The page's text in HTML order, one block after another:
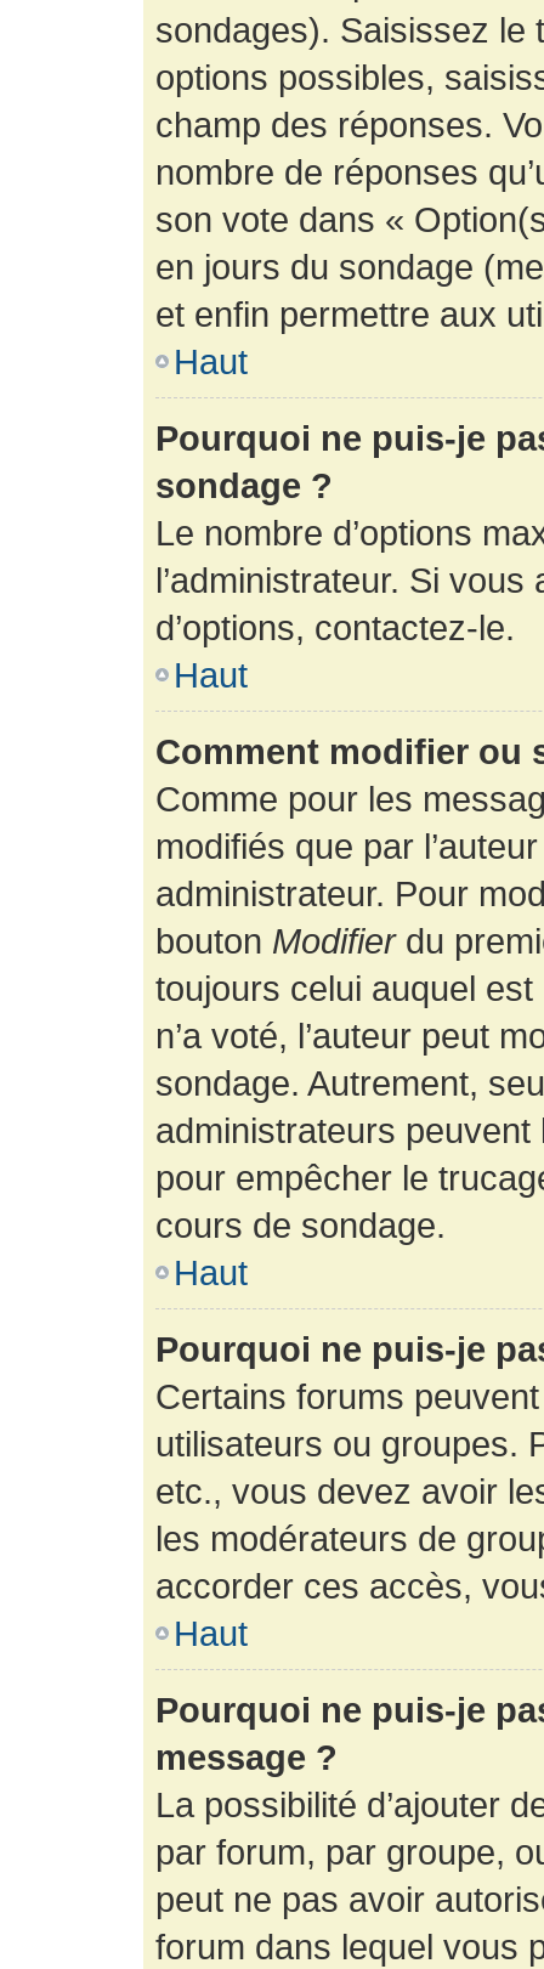
sondages). Saisissez le
options possibles,
champ des réponses.
nombre de réponses
son vote dans «
en jours du sondage
et enfin permettre aux
Haut
Pourquoi ne puis-je
sondage ?
Le nombre d’options
l’administrateur. Si
d’options, contactez-le.
Haut
Comment modifier ou
Comme pour les
modifiés que par
administrateur. Pour
bouton Modifierdu
toujours celui auquel
n’a voté, l’auteur peut
sondage. Autrement,
administrateurs
pour empêcher le
cours de sondage.
Haut
Pourquoi ne puis-je
Certains forums
utilisateurs ou groupes.
etc., vous devez avoir
les modérateurs de
accorder ces accès,
Haut
Pourquoi ne puis-je
message ?
La possibilité d’ajouter
par forum, par groupe,
peut ne pas avoir
forum dans lequel vous